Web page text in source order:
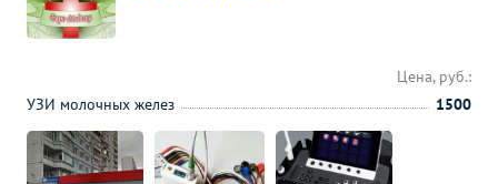
Цена, руб.:
УЗИ молочных желез
1500